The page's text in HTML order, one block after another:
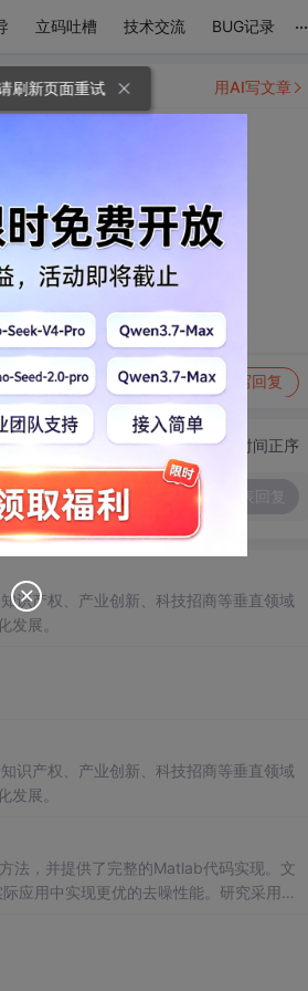
立码吐槽 技术交流 BUG记录 ...
写回复
用AI写文章
切换为时间正序
识产权、产业创新、科技招商等垂直领域
展。
识产权、产业创新、科技招商等垂直领域
展。
法，并提供了完整的Matlab代码实现。文
应用中实现更优的去噪性能。研究采用组
方法在提升信噪比和改善语音主观质量方
刷新页面重试